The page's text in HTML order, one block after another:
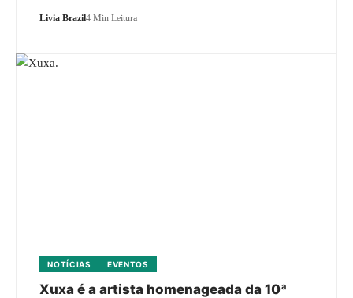
Livia Brazil4 Min Leitura
NOTÍCIAS EVENTOS
Xuxa é a artista homenageada da 10ª